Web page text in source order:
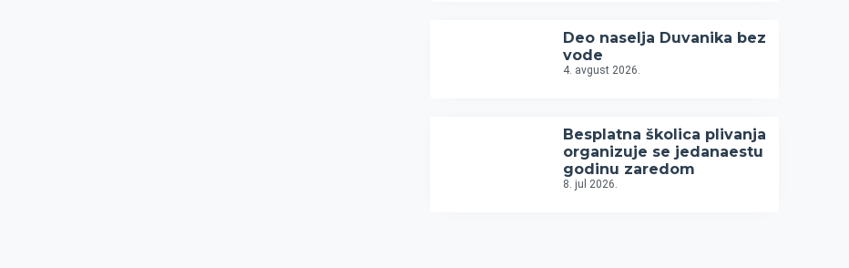
Deo naselja Duvanika bez
vode
4. avgust 2026.
Besplatna školica plivanja
organizuje se jedanaestu
godinu zaredom
8. jul 2026.